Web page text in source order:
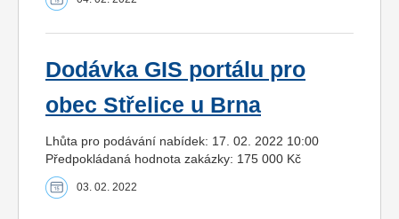
Dodávka GIS portálu pro
obec Střelice u Brna
Lhůta pro podávání nabídek: 17. 02. 2022 10:00
Předpokládaná hodnota zakázky: 175 000 Kč
03. 02. 2022